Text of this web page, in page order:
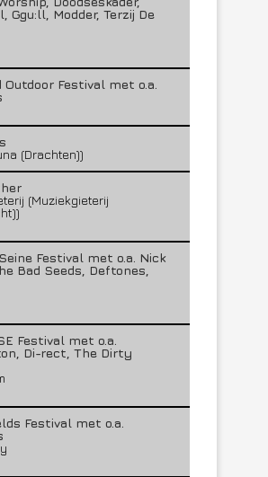
Ggu:ll, Modder, Terzij De
Outdoor Festival met o.a.
(Drachten))
(Muziekgieterij
Festival met o.a. Nick
Bad Seeds, Deftones,
Festival met o.a.
Di-rect, The Dirty
Festival met o.a.